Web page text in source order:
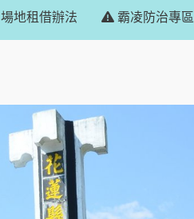
場地租借辦法 霸凌防治專區